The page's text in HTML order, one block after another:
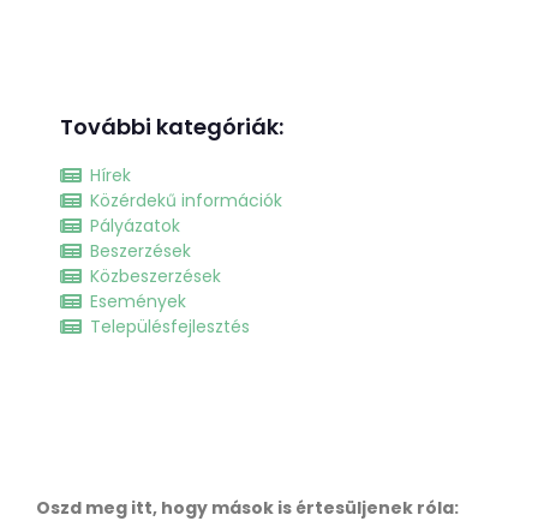
További kategóriák:
Hírek
Közérdekű információk
Pályázatok
Beszerzések
Közbeszerzések
Események
Településfejlesztés
Oszd meg itt, hogy mások is értesüljenek róla: